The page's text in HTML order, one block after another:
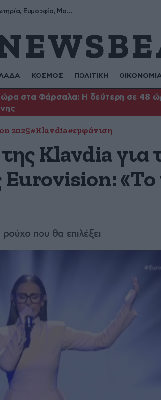
Σωτήρης, Σωτηρία, Ευμορφία, Μορφούλα
ΚΟΣΜΟΣ ΠΟΛΙΤΙΚΗ ΟΙΚΟΝΟΜΙΑ
στα Φάρσαλα: Η δεύτερη σε 48
2025#Klavdia#εμφάνιση
Klavdia για
«Το
που θα επιλέξει